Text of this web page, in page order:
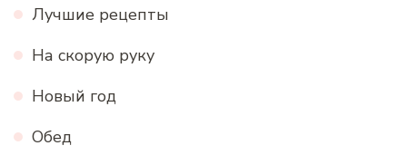
Лучшие рецепты
На скорую руку
Новый год
Обед